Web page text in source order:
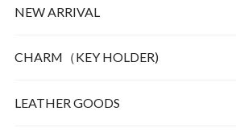
NEW ARRIVAL
LEATHER
CHARM（KEY HOLDER)
LEATHER GOODS